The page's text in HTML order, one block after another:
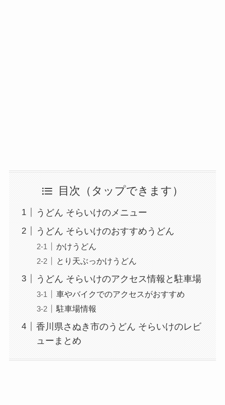
目次
うどん そらいけのメニュー
うどん そらいけのおすすめうどん
かけうどん
とり天ぶっかけうどん
うどん そらいけのアクセス情報と駐車場
車やバイクでのアクセスがおすすめ
駐車場情報
香川県さぬき市のうどん そらいけのレビ
ューまとめ